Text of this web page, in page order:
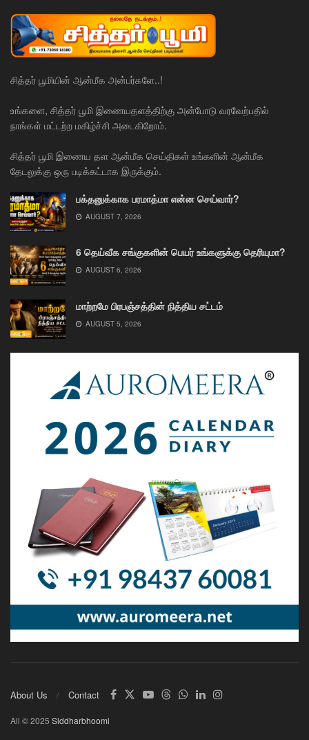
சித்தர் பூமியின் ஆன்மீக அன்பர்களே..!
உங்களை, சித்தர் பூமி இணையதளத்திற்கு அன்போடு வரவேற்பதில்
நாங்கள் மட்டற்ற மகிழ்ச்சி அடைகிறோம்.
சித்தர் பூமி இணைய தள ஆன்மீக செய்திகள் உங்களின் ஆன்மீக
தேடலுக்கு ஒரு படிக்கட்டாக இருக்கும்.
பக்தனுக்காக பரமாத்மா என்ன செய்வார்?
AUGUST 7, 2026
6 தெய்வீக சங்குகளின் பெயர் உங்களுக்கு தெரியுமா?
AUGUST 6, 2026
மாற்றமே பிரபஞ்சத்தின் நித்திய சட்டம்
AUGUST 5, 2026
About Us Contact
All © 2025 Siddharbhoomi